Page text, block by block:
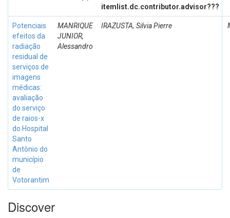
itemlist.dc.contributor.advisor???
Potenciais
efeitos da
radiação
residual de
serviços de
imagens
médicas:
avaliação
do serviço
de raios-x
do Hospital
Santo
Antônio do
município
de
Votorantim
MANRIQUE
JUNIOR,
Alessandro
IRAZUSTA, Silvia Pierre
Discover